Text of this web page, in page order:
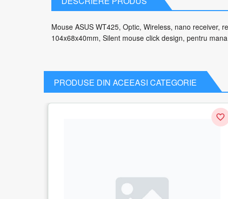
Mouse ASUS WT425, Optic, Wireless, nano receiver,
104x68x40mm, Silent mouse click design, pentru
PRODUSE DIN ACEEASI CATEGORIE